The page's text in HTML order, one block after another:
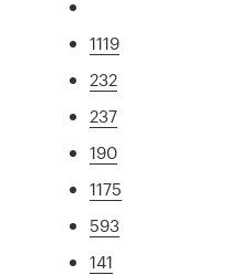
1119
232
237
190
1175
593
141